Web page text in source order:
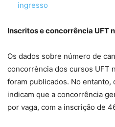
ingresso
Inscritos e concorrência UFT
Os dados sobre número de
concorrência dos cursos UFT
foram publicados. No entanto,
indicam que a concorrência
por vaga, com a inscrição de